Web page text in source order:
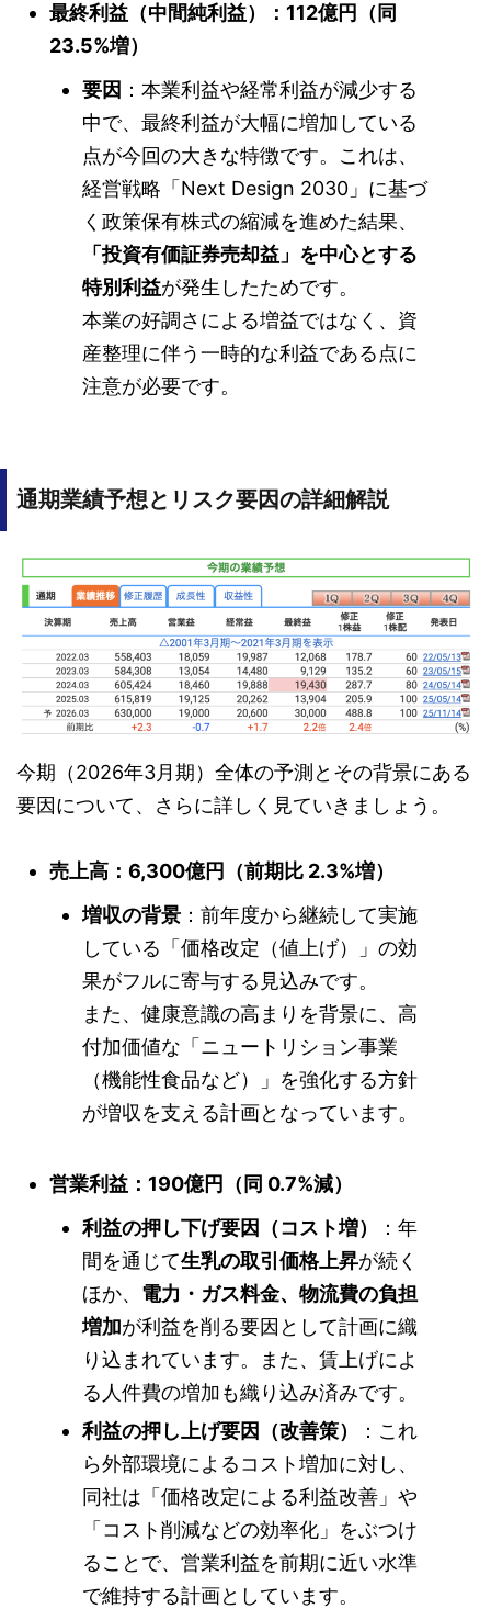
最終利益（中間純利益）：112億円（同
23.5%増）
要因 ：本業利益や経常利益が減少する
中で、最終利益が大幅に増加している
点が今回の大きな特徴です。これは、
経営戦略「Next Design 2030」に基づ
く政策保有株式の縮減を進めた結果、
「投資有価証券売却益」を中心とする
特別利益が発生したためです。
本業の好調さによる増益ではなく、資
産整理に伴う一時的な利益である点に
注意が必要です。
通期業績予想とリスク要因の詳細解説
今期（2026年3月期）全体の予測とその背景にある
要因について、さらに詳しく見ていきましょう。
売上高：6,300億円（前期比 2.3%増）
増収の背景 ：前年度から継続して実施
している「価格改定（値上げ）」の効
果がフルに寄与する見込みです。
また、健康意識の高まりを背景に、高
付加価値な「ニュートリション事業
（機能性食品など）」を強化する方針
が増収を支える計画となっています。
営業利益：190億円（同 0.7%減）
利益の押し下げ要因（コスト増）
：年
間を通じて生乳の取引価格上昇が続く
ほか、 電力・ガス料金、物流費の負担
増加が利益を削る要因として計画に織
り込まれています。また、賃上げによ
る人件費の増加も織り込み済みです。
利益の押し上げ要因（改善策）
：これ
ら外部環境によるコスト増加に対し、
同社は「価格改定による利益改善」や
「コスト削減などの効率化」をぶつけ
ることで、営業利益を前期に近い水準
で維持する計画としています。